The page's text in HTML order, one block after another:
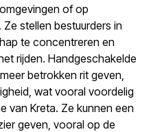
of op
stellen bestuurders in
te concentreren en
rijden. Handgeschakelde
betrokken rit geven,
wat vooral voordelig
van Kreta. Ze kunnen een
geven, vooral op de